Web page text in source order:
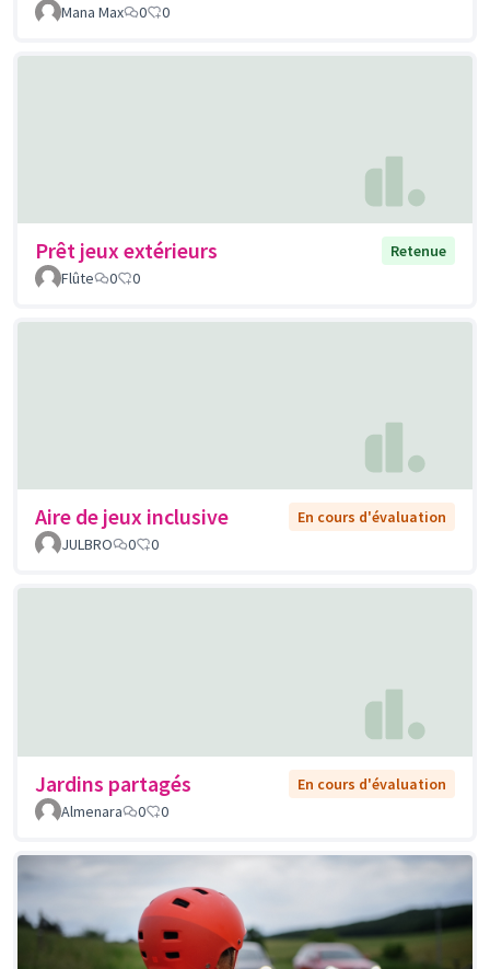
Mana Max 0 0
Prêt jeux extérieurs
Retenue
Flûte
0 0
Aire de jeux inclusive
En cours d'évaluation
JULBRO
0 0
Jardins partagés
En cours d'évaluation
Almenara
0 0